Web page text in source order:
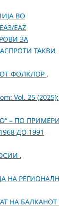
ВО
EAZ
ЗА
ТАКВИ
ФОЛКЛОР ,
Vol. 25 (2025):
– ПО ПРИМЕРИ
ДО 1991
,
НА
НА БАЛКАНОТ